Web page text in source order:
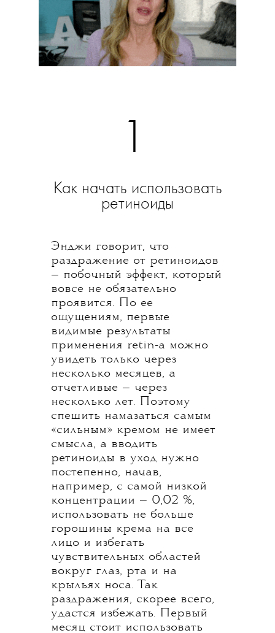
1
Как начать использовать
ретиноиды
Энджи говорит, что
раздражение от ретиноидов
— побочный эффект, который
вовсе не обязательно
проявится. По ее
ощущениям, первые
видимые результаты
применения retin-a можно
увидеть только через
несколько месяцев, а
отчетливые — через
несколько лет. Поэтому
спешить намазаться самым
«сильным» кремом не имеет
смысла, а вводить
ретиноиды в уход нужно
постепенно, начав,
например, с самой низкой
концентрации — 0,02 %,
использовать не больше
горошины крема на все
лицо и избегать
чувствительных областей
вокруг глаз, рта и на
крыльях носа. Так
раздражения, скорее всего,
удастся избежать. Первый
месяц стоит использовать